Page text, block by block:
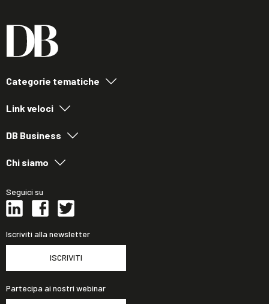
Categorie tematiche
Link veloci
DB Business
Chi siamo
Seguici su
Iscriviti alla newsletter
ISCRIVITI
Partecipa ai nostri webinar